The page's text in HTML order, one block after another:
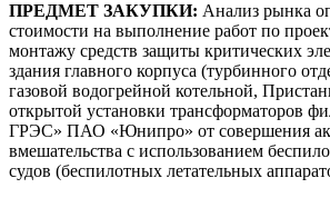
ПРЕДМЕТ ЗАКУПКИ: Анализ рынка
стоимости на выполнение работ по
монтажу средств защиты критических
здания главного корпуса (турбинного
газовой водогрейной котельной,
открытой установки трансформаторов
ГРЭС» ПАО «Юнипро» от совершения
вмешательства с использованием
судов (беспилотных летательных